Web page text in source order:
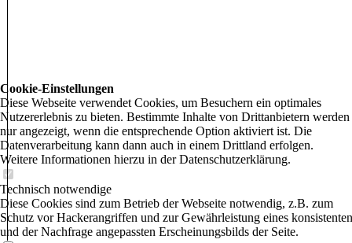
Cookie-Einstellungen
Diese Webseite verwendet Cookies, um Besuchern ein optimales
Nutzererlebnis zu bieten. Bestimmte Inhalte von Drittanbietern werden
nur angezeigt, wenn die entsprechende Option aktiviert ist. Die
Datenverarbeitung kann dann auch in einem Drittland erfolgen.
Weitere Informationen hierzu in der Datenschutzerklärung.
Technisch notwendige
Diese Cookies sind zum Betrieb der Webseite notwendig, z.B. zum
Schutz vor Hackerangriffen und zur Gewährleistung eines konsistenten
und der Nachfrage angepassten Erscheinungsbilds der Seite.